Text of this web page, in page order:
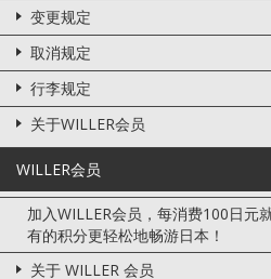
变更规定
取消规定
行李规定
关于WILLER会员
WILLER会员
加入WILLER会员，每消费100日元
有的积分更轻松地畅游日本！
关于 WILLER 会员